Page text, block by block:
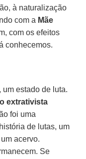
à naturalização
com a Mãe
com os efeitos
conhecemos.
estado de luta.
extrativista
foi uma
de lutas, um
acervo.
Se